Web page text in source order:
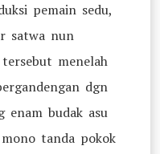
pemain sedu,
satwa nun
menelah
dgn
enam budak asu
tanda pokok